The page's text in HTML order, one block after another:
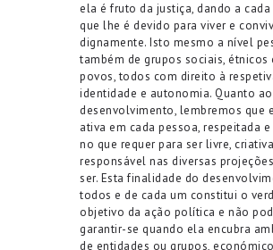
ela é fruto da justiça, dando a cada
que lhe é devido para viver e
dignamente. Isto mesmo a nível
também de grupos sociais, étnicos
povos, todos com direito à
identidade e autonomia. Quanto ao
desenvolvimento, lembremos que
ativa em cada pessoa, respeitada
no que requer para ser livre,
responsável nas diversas
ser. Esta finalidade do
todos e de cada um constitui o
objetivo da ação política e não
garantir-se quando ela encubra
de entidades ou grupos,